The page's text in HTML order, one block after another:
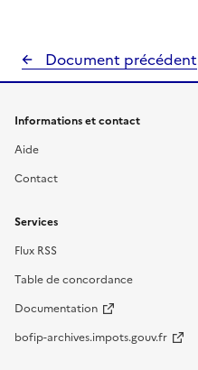
Document précédent
Informations et contact
Aide
Contact
Services
Flux RSS
Table de concordance
Documentation
bofip-archives.impots.gouv.fr